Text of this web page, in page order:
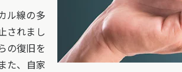
ル線の多
されまし
の復旧を
た、自家